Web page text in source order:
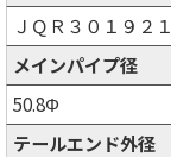
ＪＱＲ３０１９２
メインパイプ径
50.8Φ
テールエンド外径